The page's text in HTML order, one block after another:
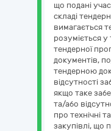
що подані
складі
вимагається
розуміється у
тендерної
документів,
тендерною
відсутності
якщо таке
та/або
про технічні
закупівлі, що